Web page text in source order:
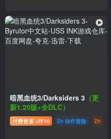
暗黑血统3/Darksiders 3 （更
新1.20版+全DLC）
付费资源 U币10 动作冒险 推